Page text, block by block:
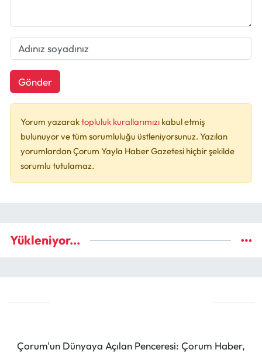
Gönder
Yorum yazaraktopluluk kurallarımızı kabul etmiş
bulunuyor ve tüm sorumluluğu üstleniyorsunuz. Yazılan
yorumlardan Çorum Yayla Haber Gazetesi hiçbir şekilde
sorumlu tutulamaz.
Yükleniyor...
Çorum'un Dünyaya Açılan Penceresi: Çorum Haber,